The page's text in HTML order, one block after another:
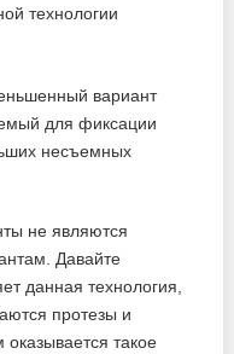
технологии
вариант
для фиксации
несъемных
не являются
Давайте
данная технология,
протезы и
такое